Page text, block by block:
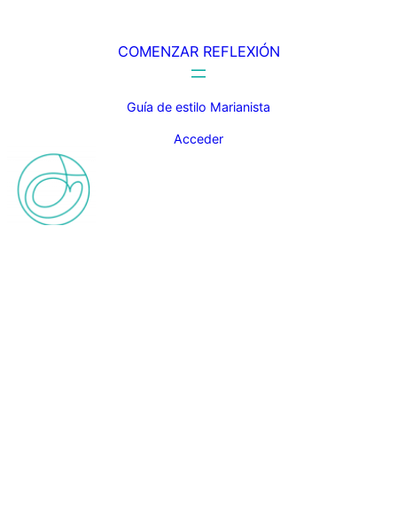
COMENZAR REFLEXIÓN
Guía de estilo Marianista
Acceder